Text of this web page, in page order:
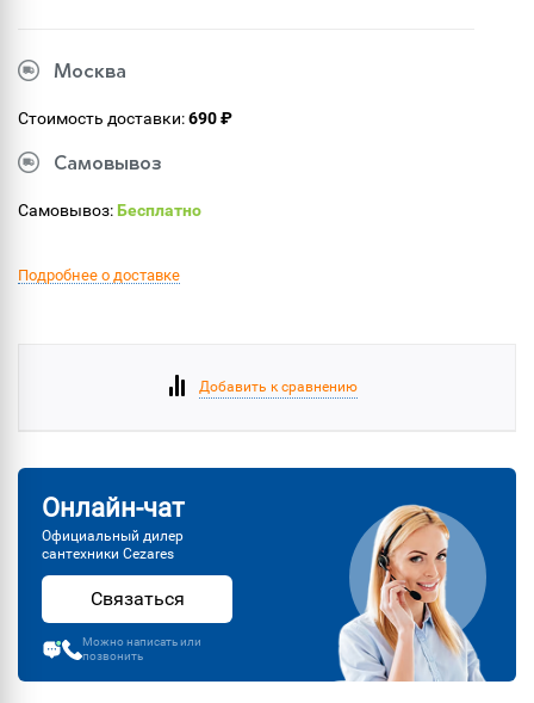
Москва
Стоимость доставки:690 ₽
Самовывоз
Самовывоз:Бесплатно
Подробнее о доставке
Добавить к сравнению
Онлайн-чат
Официальный дилер
сантехники Cezares
Связаться
Можно написать или
позвонить